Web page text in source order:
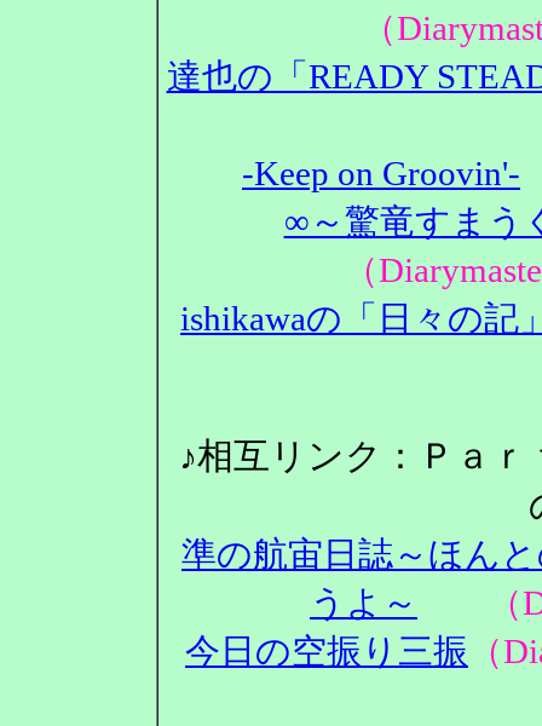
（
達也の「READY
-Keep on Groovin'-
∞～驚竜すまう
（
ishikawaの「日々の記
♪相互リンク：Ｐａ
準の航宙日誌～ほん
うよ～
（
今日の空振り三振 （